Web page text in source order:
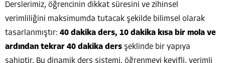
Derslerimiz, öğrencinin dikkat süresini ve zihinsel
verimliliğini maksimumda tutacak şekilde bilimsel olarak
tasarlanmıştır: 40 dakika ders, 10 dakika kısa bir mola ve
ardından tekrar 40 dakika ders şeklinde bir yapıya
sahiptir. Bu dinamik ders sistemi, öğrenmeyi keyifli, verimli